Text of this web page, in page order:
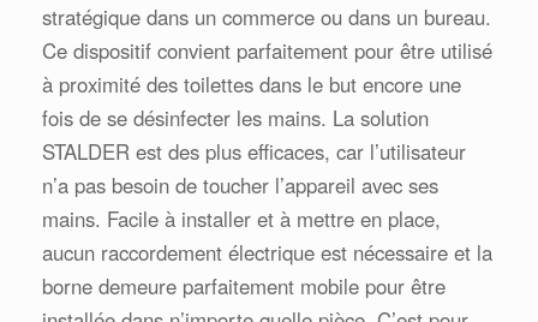
stratégique dans un commerce ou dans un bureau.
Ce dispositif convient parfaitement pour être utilisé
à proximité des toilettes dans le but encore une
fois de se désinfecter les mains. La solution
STALDER est des plus efficaces, car l’utilisateur
n’a pas besoin de toucher l’appareil avec ses
mains. Facile à installer et à mettre en place,
aucun raccordement électrique est nécessaire et la
borne demeure parfaitement mobile pour être